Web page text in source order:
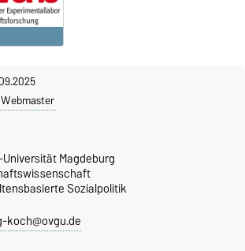
Webmaster
Magdeburg
Sozialpolitik
koch@ovgu.de